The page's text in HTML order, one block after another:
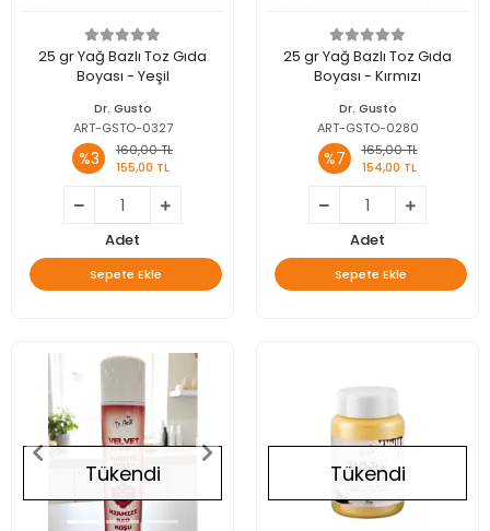
25 gr Yağ Bazlı Toz Gıda
Boyası - Yeşil
Dr. Gusto
ART-GSTO-0327
%3
160,00 TL
155,00 TL
Adet
Sepete Ekle
25 gr Yağ Bazlı Toz Gıda
Boyası - Kırmızı
Dr. Gusto
ART-GSTO-0280
%7
165,00 TL
154,00 TL
Adet
Sepete Ekle
Tükendi Tükendi